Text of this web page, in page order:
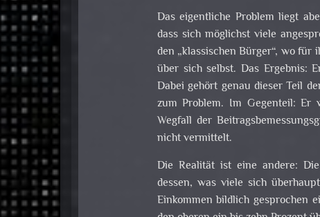
Das eigentliche Problem liegt
dass sich möglichst viele
den „klassischen Bürger“, wo
über sich selbst. Das Ergebnis:
Dabei gehört genau dieser Teil
zum Problem. Im Gegenteil:
Wegfall der
nicht vermittelt.
Die Realität ist eine andere:
dessen, was viele sich
Einkommen bildlich gesprochen